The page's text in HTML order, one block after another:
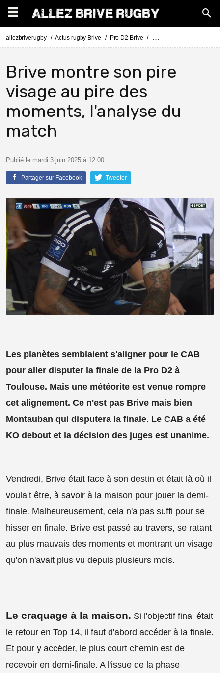
allezbriverugby Actus rugby Brive Pro D2 Brive Demi-finale Pro D2 Brive
Brive montre son pire
visage au pire des
moments, l'analyse du
match
Publié le mardi 3 juin 2025 à 12:00
Partager sur Facebook Tweeter
Les planètes semblaient s'aligner pour le CAB
pour aller disputer la finale de la Pro D2 à
Toulouse. Mais une météorite est venue rompre
cet alignement. Ce n'est pas Brive mais bien
Montauban qui disputera la finale. Le CAB a été
KO debout et la décision des juges est unanime.
Vendredi, Brive était face à son destin et était là où il
voulait être, à savoir à la maison pour jouer la demi-
finale. Malheureusement, cela n'a pas suffi pour se
hisser en finale. Brive est passé au travers, se ratant
au plus mauvais des moments et montrant un visage
qu'on n'avait plus vu depuis plusieurs mois.
Le craquage à la maison. Si l'objectif final était
le retour en Top 14, il faut d'abord accéder à la finale.
Et pour y accéder, le plus court chemin est de
recevoir en demi-finale. A l'issue de la phase